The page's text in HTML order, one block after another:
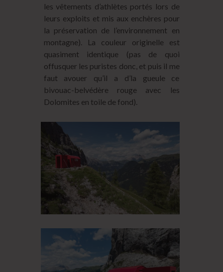
les vêtements d’athlètes portés lors de
leurs exploits et mis aux enchères pour
la préservation de l’environnement en
montagne). La couleur originelle est
quasiment identique (pas de quoi
offusquer les puristes donc, et puis il me
faut avouer qu’il a d’la gueule ce
bivouac-belvédère rouge avec les
Dolomites en toile de fond).